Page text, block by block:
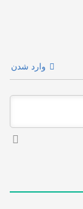
وارد شدن